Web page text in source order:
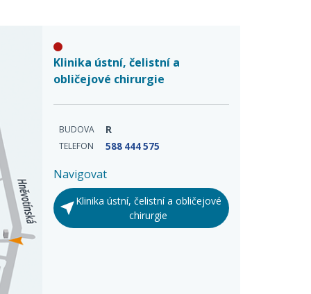
Klinika ústní, čelistní a
obličejové chirurgie
BUDOVA R
TELEFON 588 444 575
Navigovat
Klinika ústní, čelistní a obličejové
chirurgie